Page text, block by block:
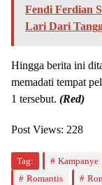
Fendi Ferdian
Lari Dari
Hingga berita ini
memadati tempat
1 tersebut. (Red)
Post Views: 228
Tag: Kampanye
Romantis